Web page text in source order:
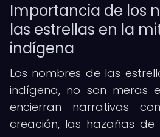
Importancia de los
las estrellas en la
indígena
Los nombres de las
indígena, no son meras
encierran narrativas
creación, las hazañas de